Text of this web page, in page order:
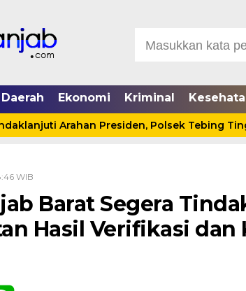
Daerah Ekonomi Kriminal
Arahan Presiden, Polsek Tebing Tinggi
WIB
Barat Segera
Hasil Verifikasi dan